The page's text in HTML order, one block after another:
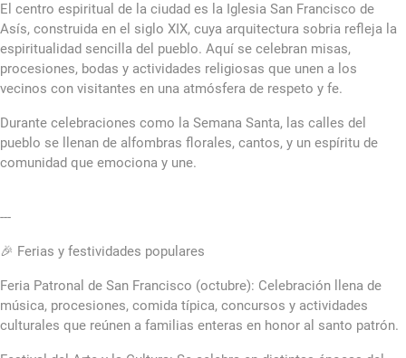
El centro espiritual de la ciudad es la Iglesia San Francisco de
Asís, construida en el siglo XIX, cuya arquitectura sobria refleja la
espiritualidad sencilla del pueblo. Aquí se celebran misas,
procesiones, bodas y actividades religiosas que unen a los
vecinos con visitantes en una atmósfera de respeto y fe.
Durante celebraciones como la Semana Santa, las calles del
pueblo se llenan de alfombras florales, cantos, y un espíritu de
comunidad que emociona y une.
---
🎉 Ferias y festividades populares
Feria Patronal de San Francisco (octubre): Celebración llena de
música, procesiones, comida típica, concursos y actividades
culturales que reúnen a familias enteras en honor al santo patrón.